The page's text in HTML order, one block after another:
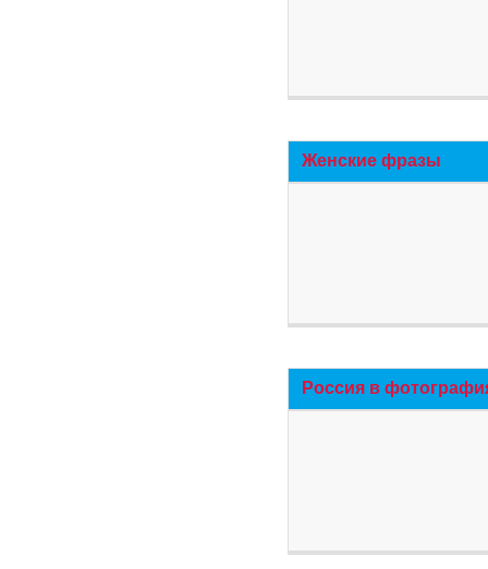
Женские фразы
Россия в